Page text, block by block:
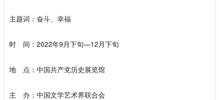
主题词：奋斗、幸福
时 间：2022年9月下旬—12月下旬
地 点：中国共产党历史展览馆
主 办：中国文学艺术界联合会